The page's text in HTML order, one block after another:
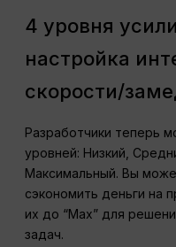
4 уровня
настройка
скорости/
Разработчики теперь
уровней: Низкий,
Максимальный. Вы
сэкономить деньги на
их до “Max” для
задач.